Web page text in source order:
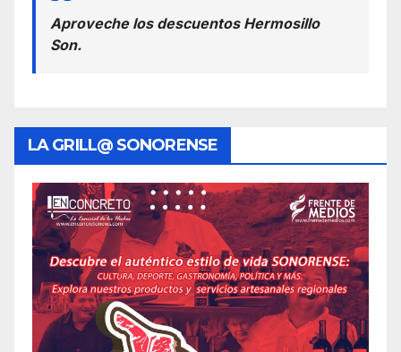
Aproveche los descuentos Hermosillo
Son.
LA GRILL@ SONORENSE